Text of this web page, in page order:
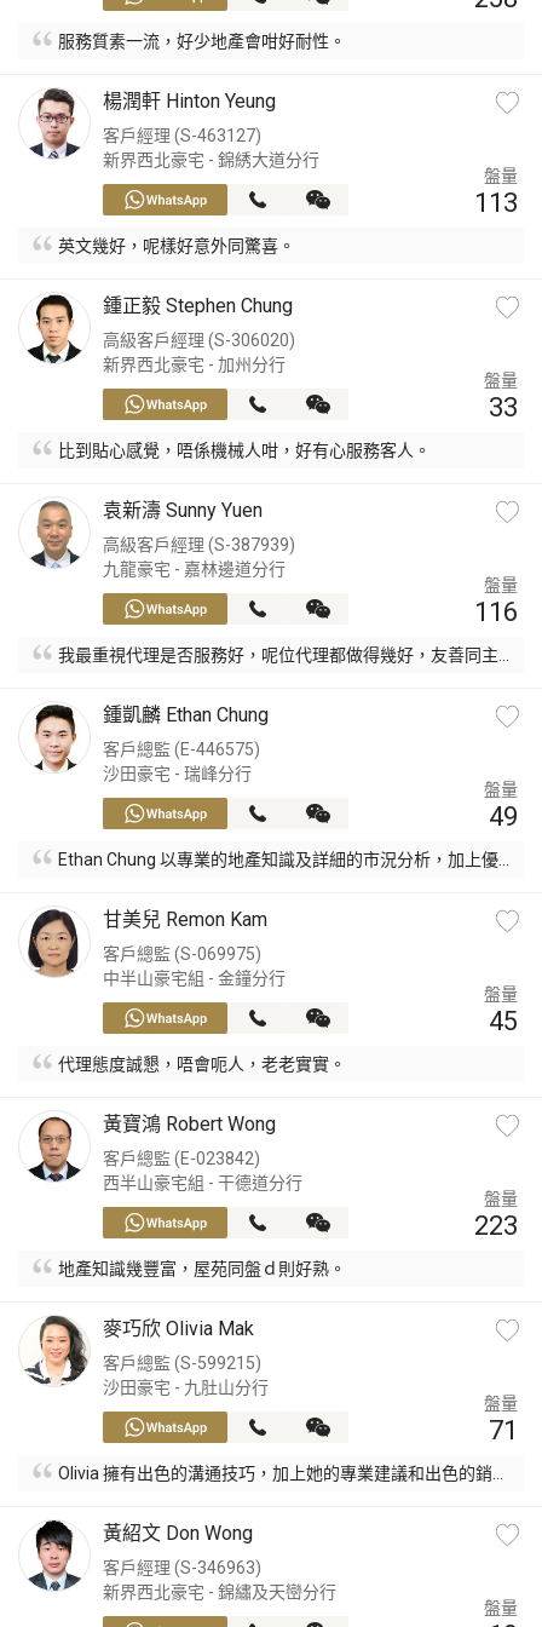
服務質素一流，好少地產會咁好耐性。
楊潤軒 Hinton Yeung
客戶經理 (S-463127)
新界西北豪宅 - 錦綉大道分行
英文幾好，呢樣好意外同驚喜。
盤量
113
鍾正毅 Stephen Chung
高級客戶經理 (S-306020)
新界西北豪宅 - 加州分行
比到貼心感覺，唔係機械人咁，好有心服務客人。
盤量
33
袁新濤 Sunny Yuen
高級客戶經理 (S-387939)
九龍豪宅 - 嘉林邊道分行
我最重視代理是否服務好，呢位代理都做得幾好，友善同主
盤量
116
鍾凱麟 Ethan Chung
客戶總監 (E-446575)
沙田豪宅 - 瑞峰分行
Ethan Chung 以專業的地產知識及詳細的市況分析，加上優
盤量
49
甘美兒 Remon Kam
客戶總監 (S-069975)
中半山豪宅組 - 金鐘分行
代理態度誠懇，唔會呃人，老老實實。
盤量
45
黃寶鴻 Robert Wong
客戶總監 (E-023842)
西半山豪宅組 - 干德道分行
地產知識幾豐富，屋苑同盤ｄ則好熟。
盤量
223
麥巧欣 Olivia Mak
客戶總監 (S-599215)
沙田豪宅 - 九肚山分行
Olivia 擁有出色的溝通技巧，加上她的專業建議和出色的銷售
內出售。
盤量
71
黃紹文 Don Wong
客戶經理 (S-346963)
新界西北豪宅 - 錦繡及天巒分行
盤量